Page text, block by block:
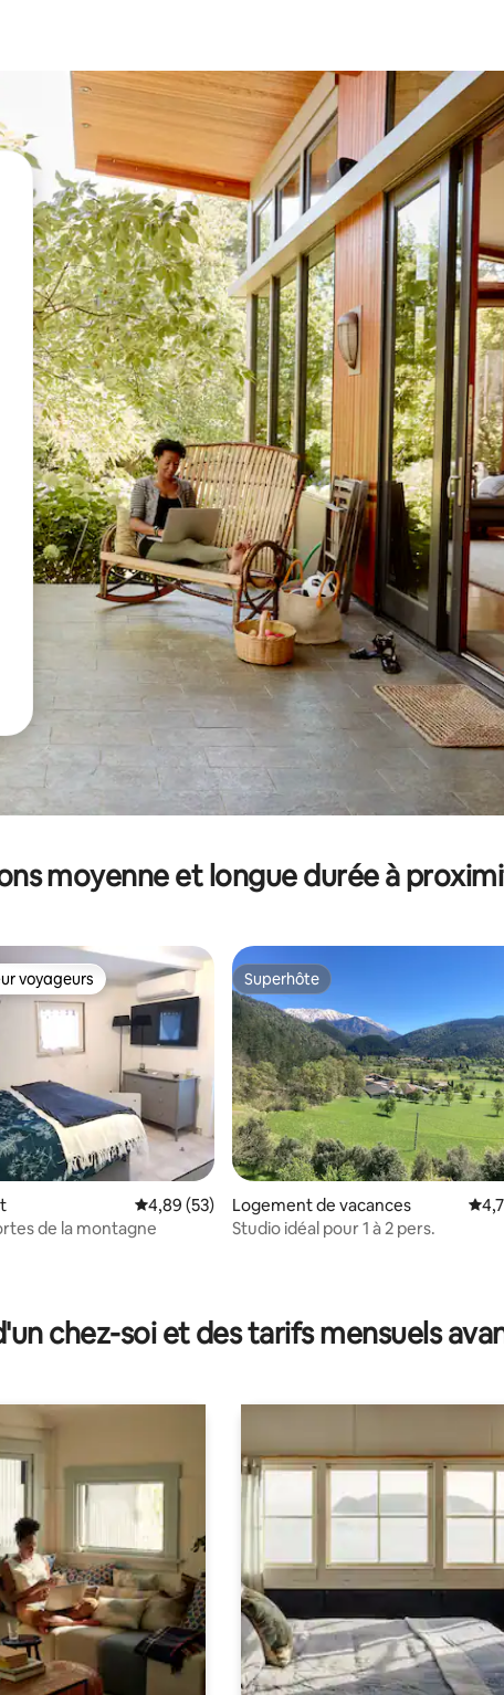
le haut et vers le bas pour les parcourir ou en appuyant et en faisant
moyenne et longue durée à
de 100 commentaires : 4,99 sur 5
voyageurs
voyageurs
Évaluation moyenne sur la base de 53
4,89 (53)
de la montagne
Superhôte
Superhôte
Logement de vacances
Studio idéal pour 1 à 2 pers.
chez-soi et des tarifs mensuels